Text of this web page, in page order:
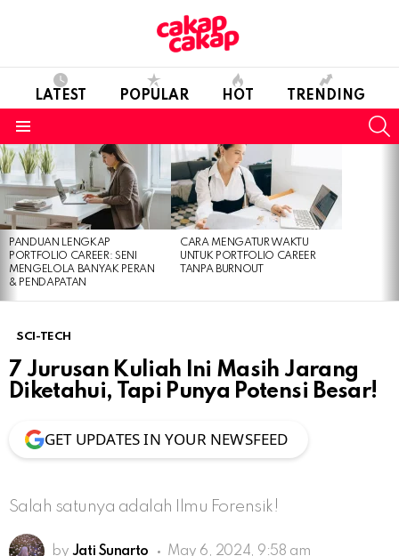
LATEST POPULAR HOT TRENDING
LATEST
STORIES
PANDUAN LENGKAP
PORTFOLIO CAREER: SENI
MENGELOLA BANYAK PERAN
& PENDAPATAN
CARA MENGATUR WAKTU
UNTUK PORTFOLIO CAREER
TANPA BURNOUT
SCI-TECH
7 Jurusan Kuliah Ini Masih Jarang
Diketahui, Tapi Punya Potensi Besar!
GET UPDATES IN YOUR NEWSFEED
Salah satunya adalah Ilmu Forensik!
by Jati Sunarto May 6, 2024, 9:58 am